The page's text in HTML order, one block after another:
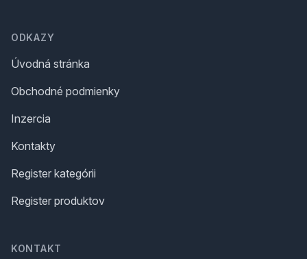
ODKAZY
Úvodná stránka
Obchodné podmienky
Inzercia
Kontakty
Register kategórii
Register produktov
KONTAKT